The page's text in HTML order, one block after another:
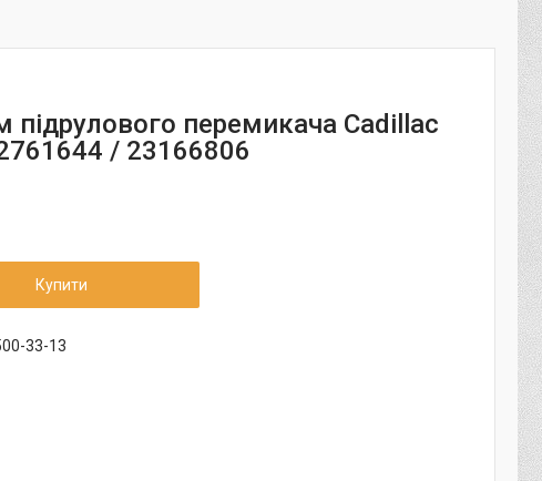
підрулового перемикача Cadillac
/ 23166806
Купити
33-13